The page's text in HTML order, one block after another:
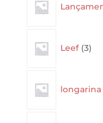
Leef 3
longarina